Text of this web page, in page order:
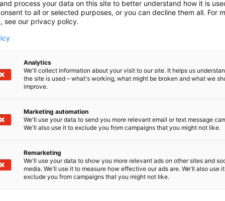
puhtaasti sähköalaan
aidon, sataprosenttisesti
Osana
kansainvälisen verkoston
valikoiman sähköalan
asiakkaita Suomessa 37 noutomyymälän ja 8 erillisen
ja pääkonttori sijaitsevat Vantaan Tuupakassa, jossa on myös
logistiikkakeskuksessa on noin 25 000 kpl.
mukaisesti toimitamme varastotuotteet kaikkialle
merkittävästi. Esimerkiksi Etelä-Suomen alueella tilauksia voi tehdä
myös kattavan valikoiman logistisia lisäarvopalveluita, jotka
process your data on this site to better understand how it is
to all or selected purposes, or you can decline them all. For
see our privacy policy.
Analytics
We'll collect information about your visit to our site. It helps us
the site is used – what's working, what might be broken and what we
improve.
Marketing automation
We'll use your data to send you more relevant email or text message
We'll also use it to exclude you from campaigns that you might not like.
Remarketing
We'll use your data to show you more relevant ads on other sites and
media. We'll use it to measure how effective our ads are. We'll also use
exclude you from campaigns that you might not like.